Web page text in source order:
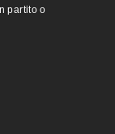
partito o